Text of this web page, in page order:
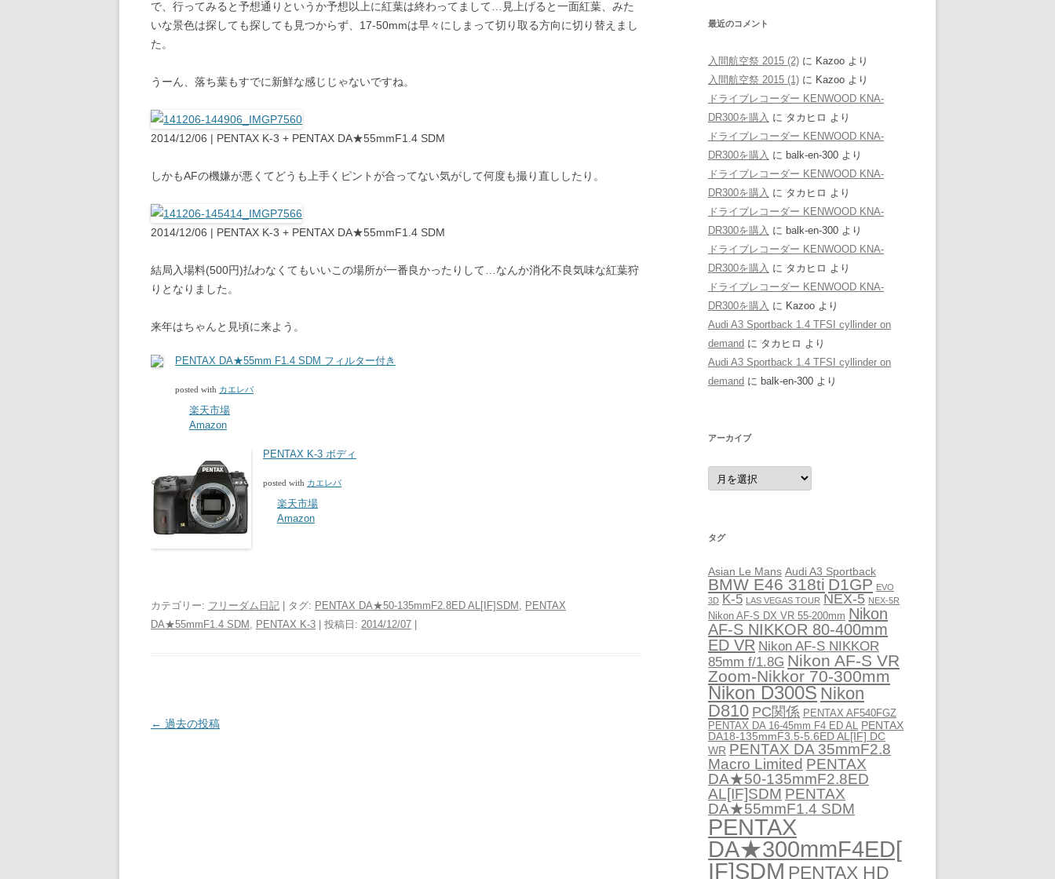
で、行ってみると予想通りというか予想以上に紅葉は終わってまして…見上げると一面紅葉、みた
いな景色は探しても探しても見つからず、17-50mmは早々にしまって切り取る方向に切り替えまし
た。
うーん、落ち葉もすでに新鮮な感じじゃないですね。
2014/12/06 | PENTAX K-3 + PENTAX DA★55mmF1.4 SDM
しかもAFの機嫌が悪くてどうも上手くピントが合ってない気がして何度も撮り直ししたり。
2014/12/06 | PENTAX K-3 + PENTAX DA★55mmF1.4 SDM
結局入場料(500円)払わなくてもいいこの場所が一番良かったりして…なんか消化不良気味な紅葉狩
りとなりました。
来年はちゃんと見頃に来よう。
PENTAX DA★55mm F1.4 SDM フィルター付き
posted with カエレバ
楽天市場
Amazon
PENTAX K-3 ボディ
posted with カエレバ
楽天市場
Amazon
カテゴリー: フリーダム日記 | タグ: PENTAX DA★50-135mmF2.8ED AL[IF]SDM , PENTAX
DA★55mmF1.4 SDM , PENTAX K-3 | 投稿日: 2014/12/07
投
← 過去の投稿
最近のコメント
入間航空祭 2015 (2) に Kazoo より
入間航空祭 2015 (1) に Kazoo より
ドライブレコーダー KENWOOD KNA-
DR300を購入 に タカヒロ より
ドライブレコーダー KENWOOD KNA-
DR300を購入 に balk-en-300 より
ドライブレコーダー KENWOOD KNA-
DR300を購入 に タカヒロ より
ドライブレコーダー KENWOOD KNA-
DR300を購入 に balk-en-300 より
ドライブレコーダー KENWOOD KNA-
DR300を購入 に タカヒロ より
ドライブレコーダー KENWOOD KNA-
DR300を購入 に Kazoo より
Audi A3 Sportback 1.4 TFSI cyllinder on
demand に タカヒロ より
Audi A3 Sportback 1.4 TFSI cyllinder on
demand に balk-en-300 より
アーカイブ
ア
ー
カ
タグ
Asian Le Mans Audi A3 Sportback
BMW E46 318ti D1GP EVO
3D K-5 LAS VEGAS TOUR NEX-5 NEX-5R
Nikon AF-S DX VR 55-200mm Nikon
AF-S NIKKOR 80-400mm
ED VR Nikon AF-S NIKKOR
85mm f/1.8G Nikon AF-S VR
Zoom-Nikkor 70-300mm
Nikon D300S Nikon
D810 PC関係 PENTAX AF540FGZ
PENTAX DA 16-45mm F4 ED AL PENTAX
DA18-135mmF3.5-5.6ED AL[IF] DC
WR PENTAX DA 35mmF2.8
Macro Limited PENTAX
DA★50-135mmF2.8ED
AL[IF]SDM PENTAX
DA★55mmF1.4 SDM
PENTAX
DA★300mmF4ED[
IF]SDM PENTAX HD